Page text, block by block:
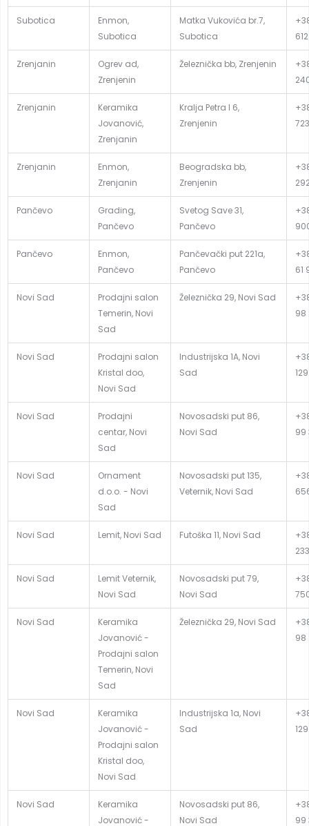
Subotica
Enmon,
Subotica
Matka Vukovića br.7,
Subotica
612
Zrenjanin
Ogrev ad,
Zrenjenin
Železnička bb, Zrenjenin
Zrenjanin
Keramika
Jovanović,
Zrenjanin
Kralja Petra I 6,
Zrenjenin
723
Zrenjanin
Enmon,
Zrenjanin
Beogradska bb,
Zrenjenin
Pančevo
Grading,
Pančevo
Svetog Save 31,
Pančevo
Pančevo
Enmon,
Pančevo
Pančevački put 221a,
Pančevo
61
Novi Sad
Prodajni salon
Temerin, Novi
Sad
Železnička 29, Novi Sad
98
Novi Sad
Prodajni salon
Kristal doo,
Novi Sad
Industrijska 1A, Novi
Sad
129
Novi Sad
Prodajni
centar, Novi
Sad
Novosadski put 86,
Novi Sad
99
Novi Sad
Ornament
d.o.o. - Novi
Sad
Novosadski put 135,
Veternik, Novi Sad
Novi Sad Lemit, Novi Sad Futoška 11, Novi Sad
233
Novi Sad
Lemit Veternik,
Novi Sad
Novosadski put 79,
Novi Sad
Novi Sad
Keramika
Jovanović -
Prodajni salon
Temerin, Novi
Sad
Železnička 29, Novi Sad
98
Novi Sad
Keramika
Jovanović -
Prodajni salon
Kristal doo,
Novi Sad
Industrijska 1a, Novi
Sad
129
Novi Sad
Keramika
Jovanović -
Novosadski put 86,
Novi Sad
99